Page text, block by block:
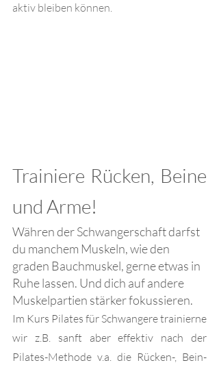
aktiv bleiben können.
Trainiere Rücken, Beine
und Arme!
Währen der Schwangerschaft darfst
du manchem Muskeln, wie den
graden Bauchmuskel, gerne etwas in
Ruhe lassen. Und dich auf andere
Muskelpartien stärker fokussieren.
Im Kurs Pilates für Schwangere trainierne
wir z.B. sanft aber effektiv nach der
Pilates-Methode v.a. die Rücken-, Bein-